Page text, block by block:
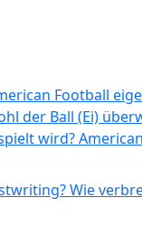
Football
der Ball (Ei)
wird?
Wie